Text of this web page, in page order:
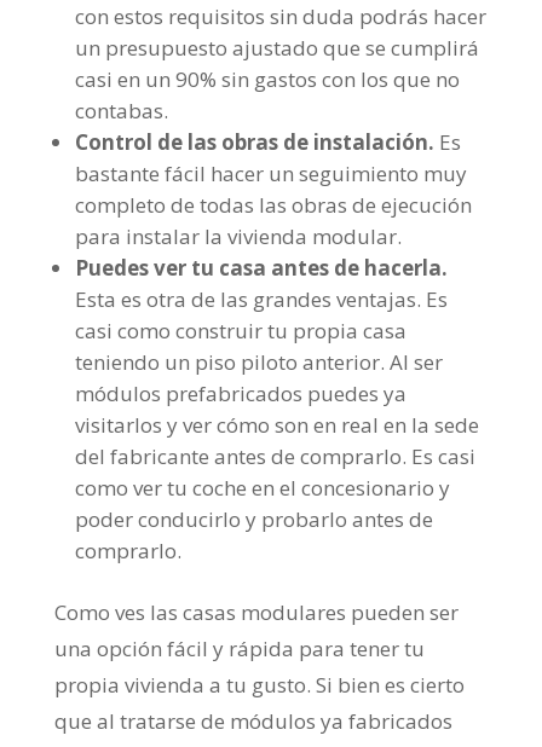
con estos requisitos sin duda podrás hacer
un presupuesto ajustado que se cumplirá
casi en un 90% sin gastos con los que no
contabas.
Control de las obras de instalación. Es
bastante fácil hacer un seguimiento muy
completo de todas las obras de ejecución
para instalar la vivienda modular.
Puedes ver tu casa antes de hacerla.
Esta es otra de las grandes ventajas. Es
casi como construir tu propia casa
teniendo un piso piloto anterior. Al ser
módulos prefabricados puedes ya
visitarlos y ver cómo son en real en la sede
del fabricante antes de comprarlo. Es casi
como ver tu coche en el concesionario y
poder conducirlo y probarlo antes de
comprarlo.
Como ves las casas modulares pueden ser
una opción fácil y rápida para tener tu
propia vivienda a tu gusto. Si bien es cierto
que al tratarse de módulos ya fabricados